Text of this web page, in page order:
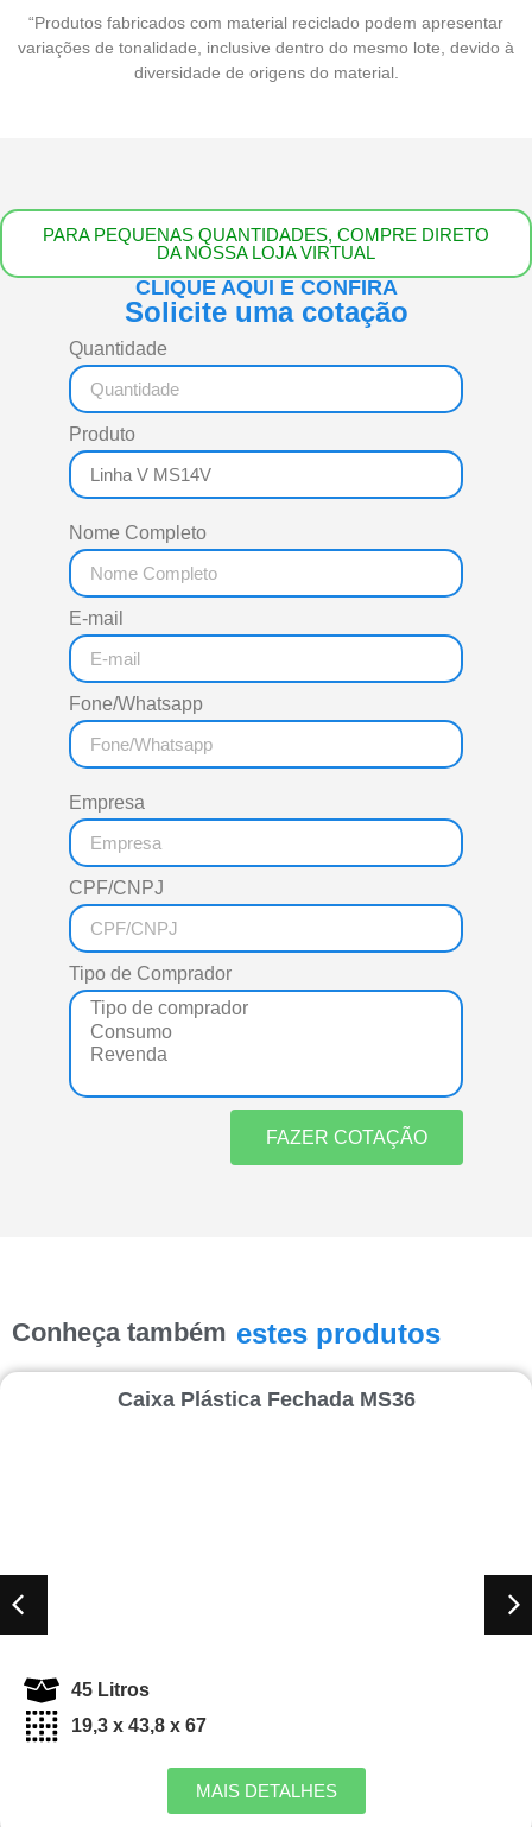
“Produtos fabricados com material reciclado podem apresentar
variações de tonalidade, inclusive dentro do mesmo lote, devido à
diversidade de origens do material.
PARA PEQUENAS QUANTIDADES, COMPRE DIRETO
DA NOSSA LOJA VIRTUAL
CLIQUE AQUI E CONFIRA
Solicite uma cotação
Quantidade
Produto
Nome Completo
E-mail
Fone/Whatsapp
Empresa
CPF/CNPJ
Tipo de Comprador
FAZER COTAÇÃO
Conheça também estes produtos
Caixa Plástica Fechada MS36
45 Litros
19,3 x 43,8 x 67
MAIS DETALHES